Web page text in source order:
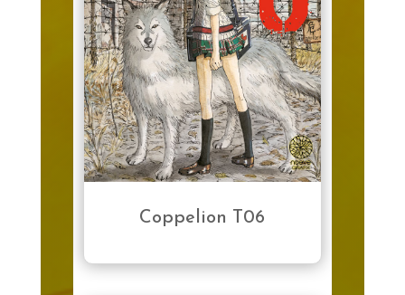
Coppelion T06